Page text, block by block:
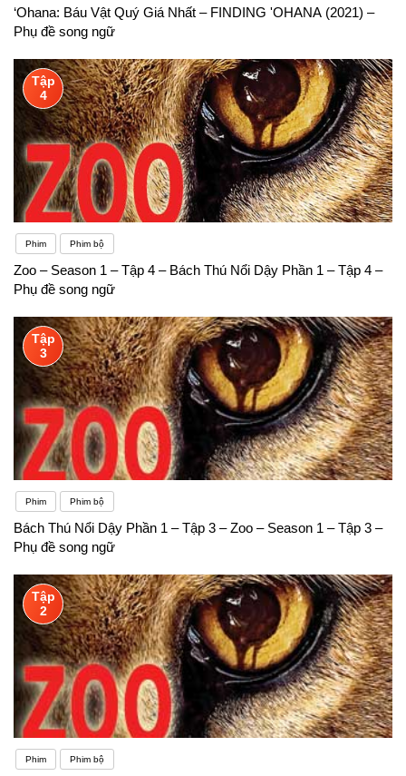
‘Ohana: Báu Vật Quý Giá Nhất – FINDING 'OHANA (2021) –
Phụ đề song ngữ
Tập
4
Phim Phim bộ
Zoo – Season 1 – Tập 4 – Bách Thú Nổi Dậy Phần 1 – Tập 4 –
Phụ đề song ngữ
Tập
3
Phim Phim bộ
Bách Thú Nổi Dậy Phần 1 – Tập 3 – Zoo – Season 1 – Tập 3 –
Phụ đề song ngữ
Tập
2
Phim Phim bộ